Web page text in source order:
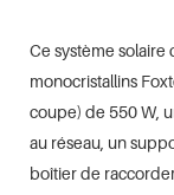
Ce système
monocristallins
coupe) de 550 W,
au réseau, un
boîtier de